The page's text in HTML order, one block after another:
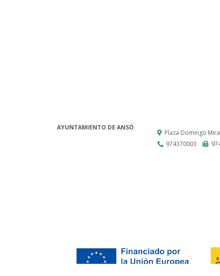
AYUNTAMIENTO DE ANSÓ
Plaza Domingo
974370003